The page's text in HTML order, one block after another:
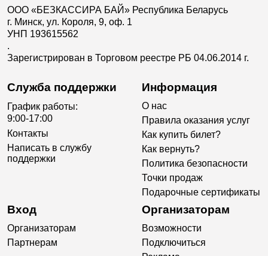
ООО «БЕЗКАССИРА БАЙ» Республика Беларусь
г. Минск, ул. Короля, 9, оф. 1
УНП 193615562
.
Зарегистрирован в Торговом реестре РБ 04.06.2014 г.
Служба поддержки
График работы:
9:00-17:00
Контакты
Написать в службу
поддержки
Информация
О нас
Правила оказания услуг
Как купить билет?
Как вернуть?
Политика безопасности
Точки продаж
Подарочные сертификаты
Вход
Организаторам
Партнерам
Организаторам
Возможности
Подключиться